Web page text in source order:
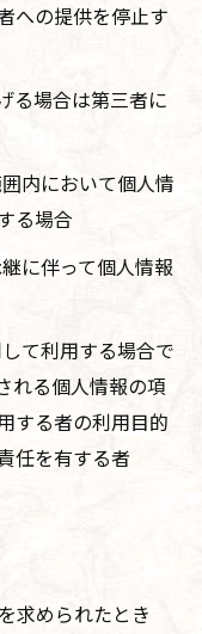
への提供を停止す
る場合は第三者に
内において個人情
る場合
に伴って個人情報
て利用する場合で
れる個人情報の項
する者の利用目的
任を有する者
求められたとき